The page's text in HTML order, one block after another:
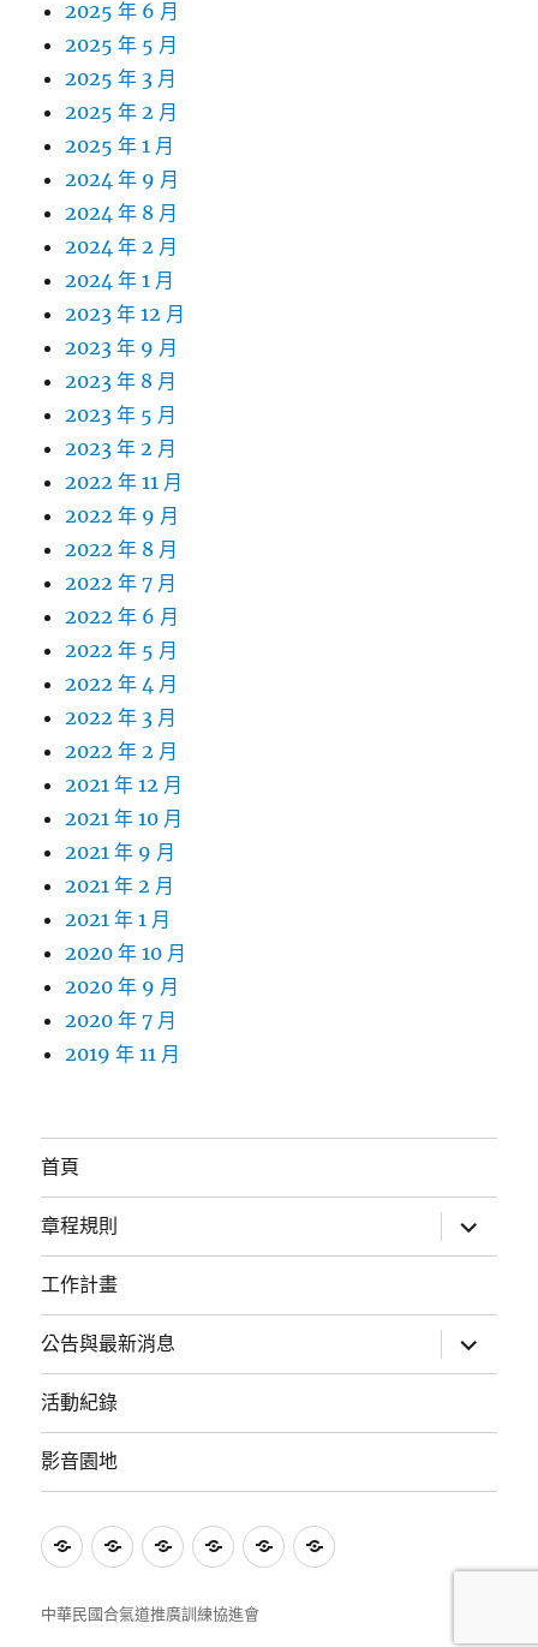
2025 年 6 月
2025 年 5 月
2025 年 3 月
2025 年 2 月
2025 年 1 月
2024 年 9 月
2024 年 8 月
2024 年 2 月
2024 年 1 月
2023 年 12 月
2023 年 9 月
2023 年 8 月
2023 年 5 月
2023 年 2 月
2022 年 11 月
2022 年 9 月
2022 年 8 月
2022 年 7 月
2022 年 6 月
2022 年 5 月
2022 年 4 月
2022 年 3 月
2022 年 2 月
2021 年 12 月
2021 年 10 月
2021 年 9 月
2021 年 2 月
2021 年 1 月
2020 年 10 月
2020 年 9 月
2020 年 7 月
2019 年 11 月
首頁
章程規則
展
開
子
工作計畫
公告與最新消息
展
開
子
活動紀錄
影音園地
首
章
規
工
計
公
與
活
影
中華民國合氣道推廣訓練協進會